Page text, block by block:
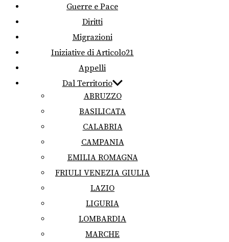
Guerre e Pace
Diritti
Migrazioni
Iniziative di Articolo21
Appelli
Dal Territorio
ABRUZZO
BASILICATA
CALABRIA
CAMPANIA
EMILIA ROMAGNA
FRIULI VENEZIA GIULIA
LAZIO
LIGURIA
LOMBARDIA
MARCHE